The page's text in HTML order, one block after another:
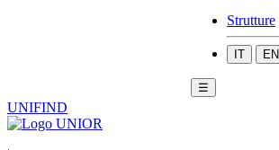
Strutture
IT EN
☰
UNIFIND